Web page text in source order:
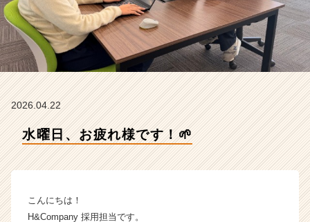
n
y
の
タ
イ
|
2026.04.22
水曜日、お疲れ様です！🌱
こんにちは！
H&Company 採用担当です。